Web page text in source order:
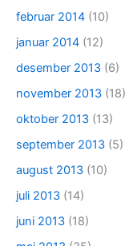
februar 2014 (10)
januar 2014 (12)
desember 2013 (6)
november 2013 (18)
oktober 2013 (13)
september 2013 (5)
august 2013 (10)
juli 2013 (14)
juni 2013 (18)